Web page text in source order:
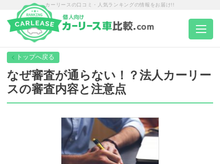
カーリースの口コミ・人気ランキングの情報をお届け!!
トップページ
カーリース一覧
エリア別ランキング
エリア別店舗一覧
なぜ審査が通らない！？法人カーリー
スの審査内容と注意点